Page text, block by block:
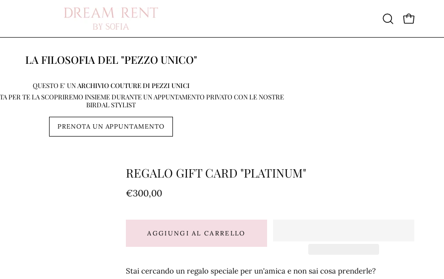
Apri
APRI
LA FILOSOFIA DEL "PEZZO UNICO"
QUESTO E' UN ARCHIVIO COUTURE DI PEZZI UNICI
PER TE LA SCOPRIREMO INSIEME DURANTE UN APPUNTAMENTO PRIVATO CON LE NOSTRE
BIRDAL STYLIST
PRENOTA UN APPUNTAMENTO
REGALO GIFT CARD "PLATINUM"
€300,00
AGGIUNGI AL CARRELLO
Stai cercando un regalo speciale per un'amica e non sai cosa prenderle?